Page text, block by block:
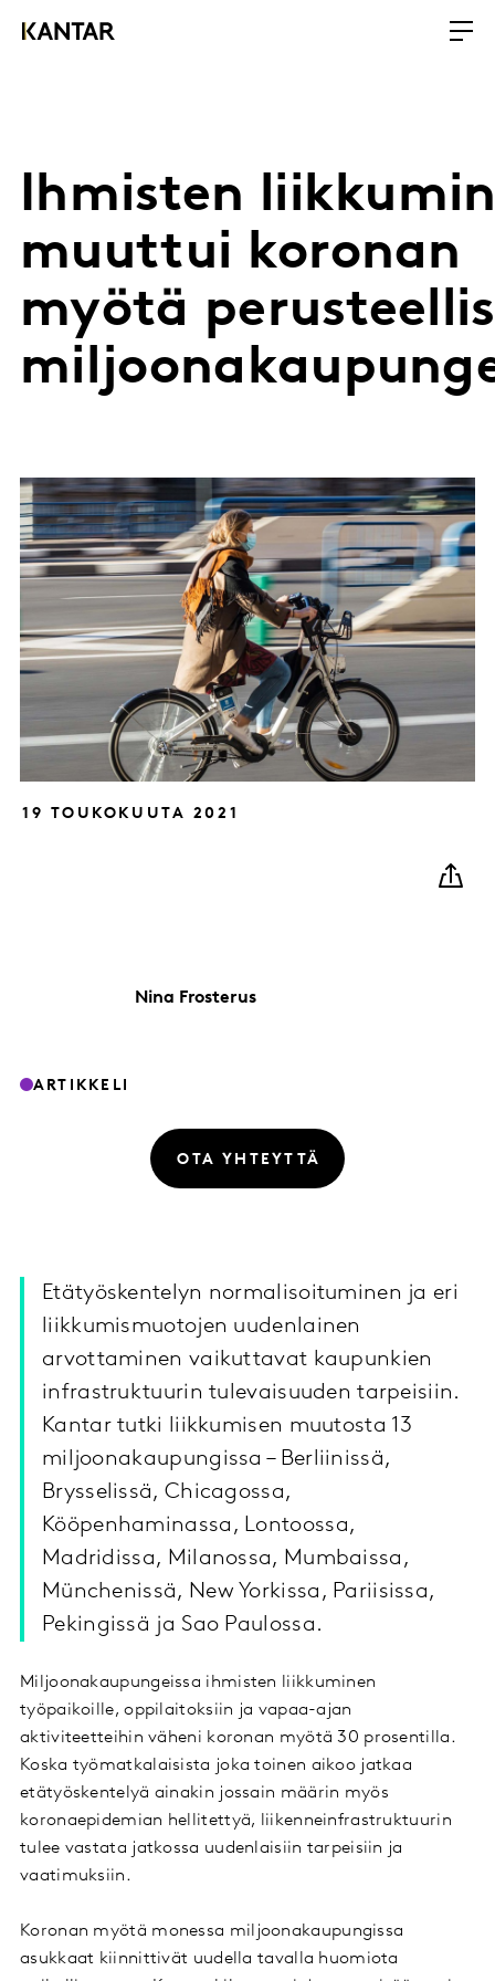
Ihmisten
muuttui koronan
myötä
19 TOUKOKUUTA 2021
Nina Frosterus
ARTIKKELI
OTA YHTEYTTÄ
Etätyöskentelyn normalisoituminen ja eri
liikkumismuotojen uudenlainen
arvottaminen vaikuttavat kaupunkien
infrastruktuurin tulevaisuuden tarpeisiin.
Kantar tutki liikkumisen muutosta 13
miljoonakaupungissa – Berliinissä,
Brysselissä, Chicagossa,
Kööpenhaminassa, Lontoossa,
Madridissa, Milanossa, Mumbaissa,
Münchenissä, New Yorkissa, Pariisissa,
Pekingissä ja Sao Paulossa.
Miljoonakaupungeissa ihmisten liikkuminen
työpaikoille, oppilaitoksiin ja vapaa-ajan
aktiviteetteihin väheni koronan myötä 30 prosentilla.
Koska työmatkalaisista joka toinen aikoo jatkaa
etätyöskentelyä ainakin jossain määrin myös
koronaepidemian hellitettyä, liikenneinfrastruktuurin
tulee vastata jatkossa uudenlaisiin tarpeisiin ja
vaatimuksiin.
Koronan myötä monessa miljoonakaupungissa
asukkaat kiinnittivät uudella tavalla huomiota